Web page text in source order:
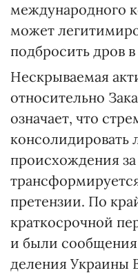
международного
может
подбросить дров в
Нескрываемая
относительно
означает, что
консолидировать
происхождения
претензии. По
краткосрочной
и были
деления Украины